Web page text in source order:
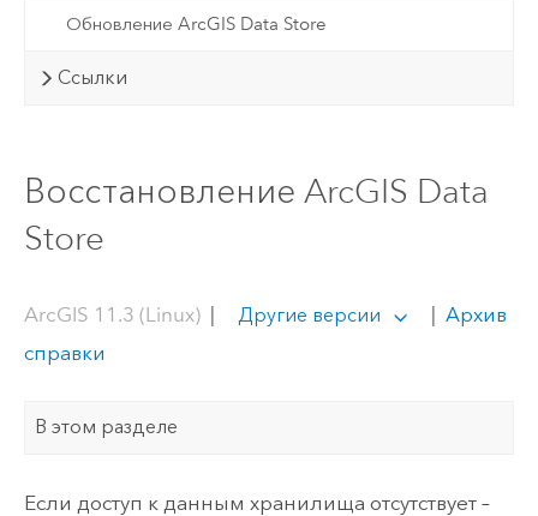
Обновление ArcGIS Data Store
Ссылки
Восстановление ArcGIS Data
Store
ArcGIS 11.3 (Linux)| Другие версии
Архив
справки
В этом разделе
Если доступ к данным хранилища отсутствует –